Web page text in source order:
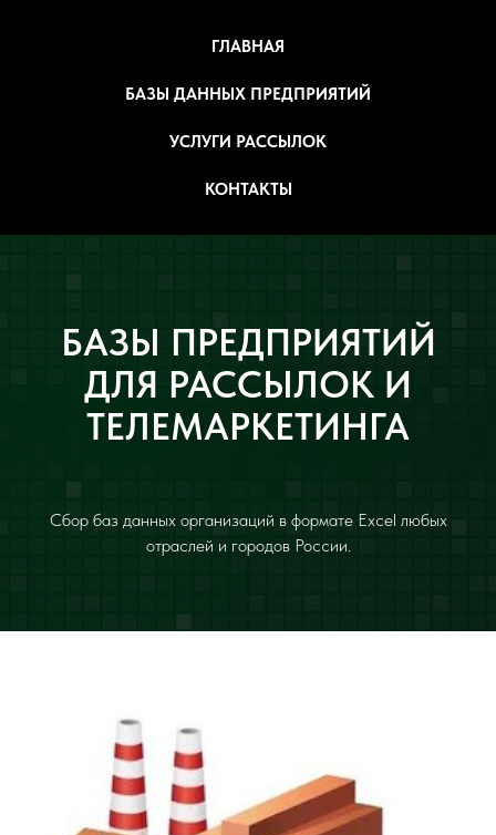
ГЛАВНАЯ
БАЗЫ ДАННЫХ ПРЕДПРИЯТИЙ
УСЛУГИ РАССЫЛОК
КОНТАКТЫ
БАЗЫ ПРЕДПРИЯТИЙ
ДЛЯ РАССЫЛОК И
ТЕЛЕМАРКЕТИНГА
Сбор баз данных организаций в формате Excel любых
отраслей и городов России.